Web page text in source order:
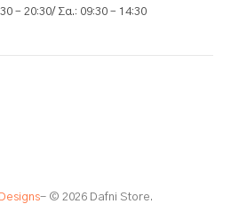
– 20:30/ Σα.: 09:30 – 14:30
- © 2026 Dafni Store.